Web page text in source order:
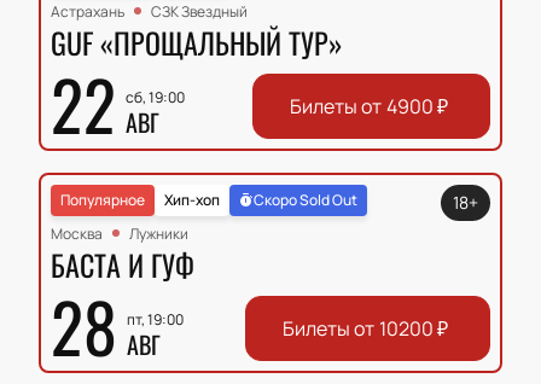
Астрахань
СЗК Звездный
GUF «ПРОЩАЛЬНЫЙ ТУР»
22 сб, 19:00
АВГ Билеты от4900₽
Хип-хоп
Популярное
Скоро Sold Out
Москва
Лужники
БАСТА И ГУФ
28 пт, 19:00
АВГ
18+
Билеты от 10200₽